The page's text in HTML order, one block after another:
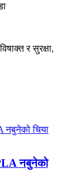
र सुरक्षा,
नबुनेको